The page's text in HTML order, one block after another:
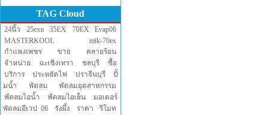
TAG Cloud
24นิ้ว 25exn 35EX 70EX
Evap06
MASTERKOOL
mik-70ex
กำแพงเพชร
ขาย
คลายร้อน
จำหน่าย
ฉะเชิงเทรา ชลบุรี
ซื้อ
บริการ
ประหยัดไฟ ปราจีนบุรี
ปั้
มน้ำ
พัดลม
พัดลมอุตสาหกรรม
พัดลมไอน้ำ
พัดลมไอเย็น
มอเตอร์
พัดลมอีเวป 06
รังผึ้ง ราคา
รีโมท